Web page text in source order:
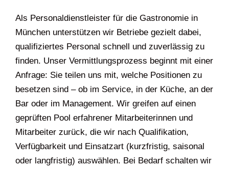
Als Personaldienstleister für die Gastronomie in
München unterstützen wir Betriebe gezielt dabei,
qualifiziertes Personal schnell und zuverlässig zu
finden. Unser Vermittlungsprozess beginnt mit einer
Anfrage: Sie teilen uns mit, welche Positionen zu
besetzen sind – ob im Service, in der Küche, an der
Bar oder im Management. Wir greifen auf einen
geprüften Pool erfahrener Mitarbeiterinnen und
Mitarbeiter zurück, die wir nach Qualifikation,
Verfügbarkeit und Einsatzart (kurzfristig, saisonal
oder langfristig) auswählen. Bei Bedarf schalten wir